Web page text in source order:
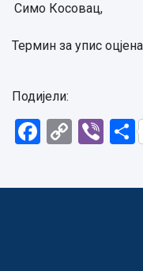
Симо Косовац,
Термин за упис
Подијели:
Facebook
Copy